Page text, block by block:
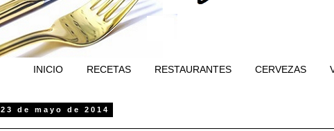
INICIO RECETAS RESTAURANTES CERVEZAS
23 de mayo de 2014